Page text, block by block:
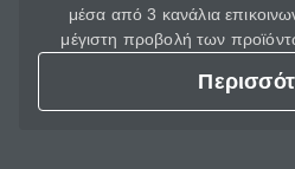
μέσα από 3 κανάλια
μέγιστη προβολή των